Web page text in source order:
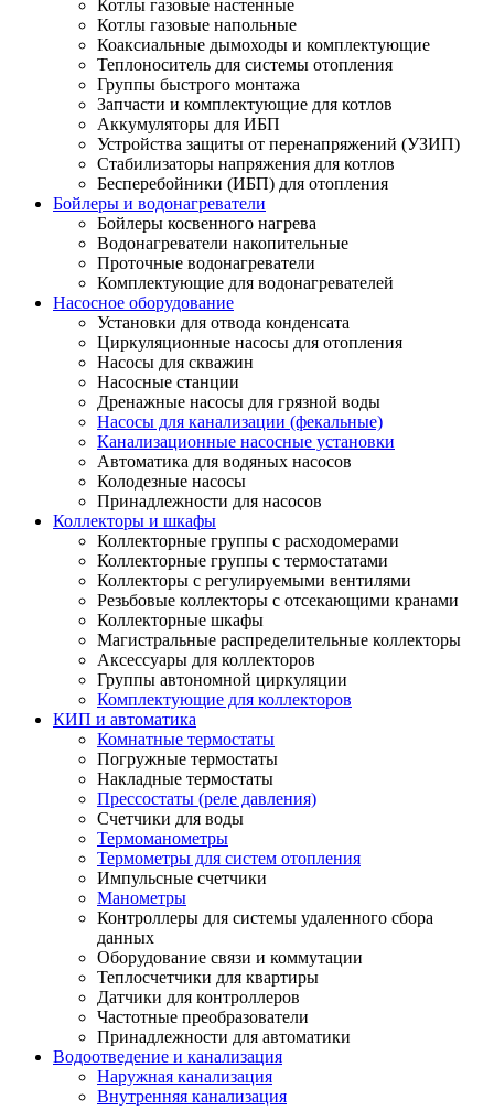
Котлы газовые настенные
Котлы газовые напольные
Коаксиальные дымоходы и комплектующие
Теплоноситель для системы отопления
Группы быстрого монтажа
Запчасти и комплектующие для котлов
Аккумуляторы для ИБП
Устройства защиты от перенапряжений (УЗИП)
Стабилизаторы напряжения для котлов
Бесперебойники (ИБП) для отопления
Бойлеры и водонагреватели
Бойлеры косвенного нагрева
Водонагреватели накопительные
Проточные водонагреватели
Комплектующие для водонагревателей
Насосное оборудование
Установки для отвода конденсата
Циркуляционные насосы для отопления
Насосы для скважин
Насосные станции
Дренажные насосы для грязной воды
Насосы для канализации (фекальные)
Канализационные насосные установки
Автоматика для водяных насосов
Колодезные насосы
Принадлежности для насосов
Коллекторы и шкафы
Коллекторные группы с расходомерами
Коллекторные группы с термостатами
Коллекторы с регулируемыми вентилями
Резьбовые коллекторы с отсекающими кранами
Коллекторные шкафы
Магистральные распределительные коллекторы
Аксессуары для коллекторов
Группы автономной циркуляции
Комплектующие для коллекторов
КИП и автоматика
Комнатные термостаты
Погружные термостаты
Накладные термостаты
Прессостаты (реле давления)
Счетчики для воды
Термоманометры
Термометры для систем отопления
Импульсные счетчики
Манометры
Контроллеры для системы удаленного сбора
данных
Оборудование связи и коммутации
Теплосчетчики для квартиры
Датчики для контроллеров
Частотные преобразователи
Принадлежности для автоматики
Водоотведение и канализация
Наружная канализация
Внутренняя канализация